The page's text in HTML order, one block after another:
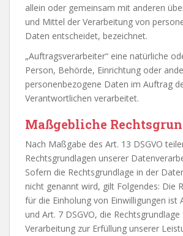
allein oder gemeinsam mit anderen
und Mittel der Verarbeitung von
Daten entscheidet, bezeichnet.
„Auftragsverarbeiter“ eine natürliche
Person, Behörde, Einrichtung oder
personenbezogene Daten im Auftrag
Verantwortlichen verarbeitet.
Maßgebliche
Nach Maßgabe des Art. 13 DSGVO
Rechtsgrundlagen unserer
Sofern die Rechtsgrundlage in der
nicht genannt wird, gilt Folgendes: Die
für die Einholung von Einwilligungen ist
und Art. 7 DSGVO, die Rechtsgrundlage
Verarbeitung zur Erfüllung unserer